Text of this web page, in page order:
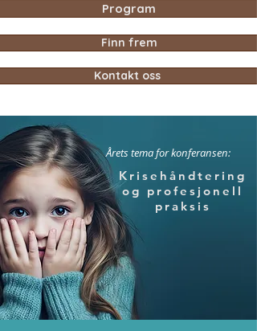
Program
Finn frem
Kontakt oss
Årets tema for konferansen:
Krisehåndtering
og profesjonell
praksis